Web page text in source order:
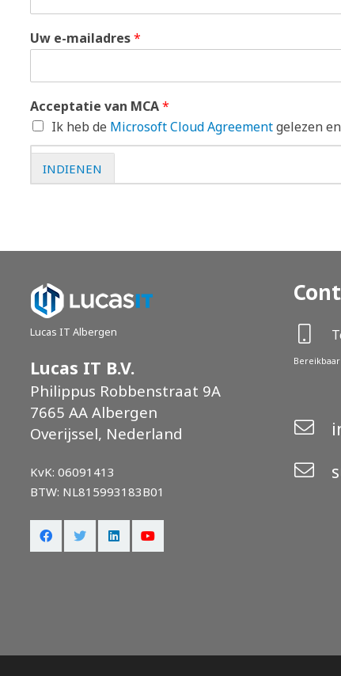
Uw e-mailadres*
Acceptatie van MCA*
Ik heb de Microsoft Cloud Agreementgelezen
INDIENEN
Lucas IT Albergen
Lucas IT B.V.
Philippus Robbenstraat 9A
7665 AA Albergen
Overijssel, Nederland
KvK: 06091413
BTW: NL815993183B01